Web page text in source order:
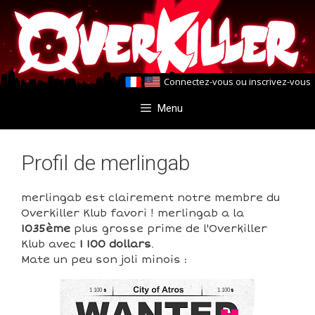
Aller
au
contenu
Aller
au
contenu
Connectez-vous ou inscrivez-vous
Menu
Profil de merlingab
merlingab est clairement notre membre du
Overkiller Klub favori ! merlingab a la
1035ème plus grosse prime de l'Overkiller
Klub avec 1 100 dollars.
Mate un peu son joli minois :
1 100 1 100